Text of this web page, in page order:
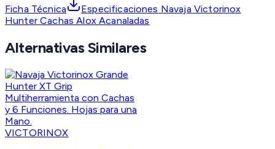
Ficha Técnica
Especificaciones Navaja Victorinox
Hunter Cachas Alox Acanaladas
Alternativas Similares
VICTORINOX